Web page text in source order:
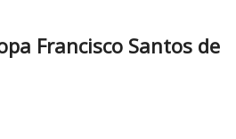
Francisco Santos de